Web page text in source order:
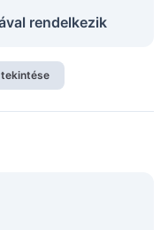
rendelkezik